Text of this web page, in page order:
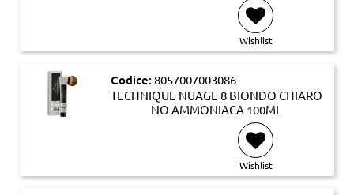
Wishlist
Codice: 8057007003086
TECHNIQUE NUAGE 8 BIONDO CHIARO
NO AMMONIACA 100ML
Wishlist